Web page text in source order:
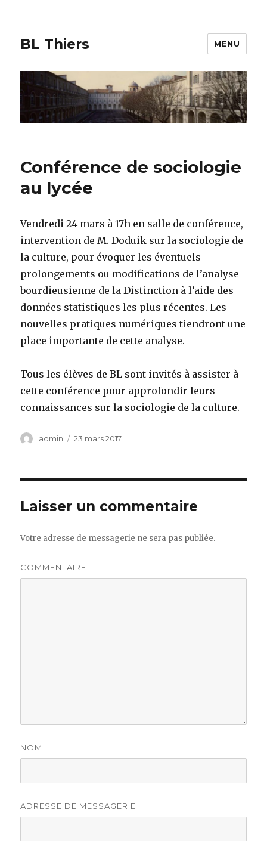
BL Thiers MENU
Conférence de sociologie
au lycée
Vendredi 24 mars à 17h en salle de conférence,
intervention de M. Doduik sur la sociologie de
la culture, pour évoquer les éventuels
prolongements ou modifications de l’analyse
bourdieusienne de la Distinction à l’aide des
données statistiques les plus récentes. Les
nouvelles pratiques numériques tiendront une
place importante de cette analyse.
Tous les élèves de BL sont invités à assister à
cette conférence pour approfondir leurs
connaissances sur la sociologie de la culture.
Auteur
admin
Publié
23 mars 2017
Laisser un commentaire
Votre adresse de messagerie ne sera pas publiée.
COMMENTAIRE
NOM
ADRESSE DE MESSAGERIE